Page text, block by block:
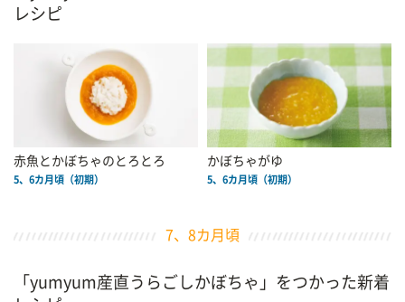
レシピ
赤魚とかぼちゃのとろとろ
5、6カ月頃（初期）
かぼちゃがゆ
5、6カ月頃（初期）
7、8カ月頃
「yumyum産直うらごしかぼちゃ」をつかった新着